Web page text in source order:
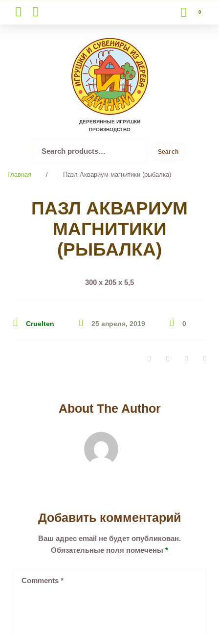
to
content
0
ДЕРЕВЯННЫЕ ИГРУШКИ
ПРОИЗВОДСТВО
for:
Search
Главная / Пазл Аквариум магнитики (рыбалка)
ПАЗЛ АКВАРИУМ
МАГНИТИКИ
(РЫБАЛКА)
300 х 205 х 5,5
Cruelten 25 апреля, 2019 0
FacebookTwitter Google+
About The Author
Добавить комментарий
Ваш адрес email не будет опубликован.
Обязательные поля помечены *